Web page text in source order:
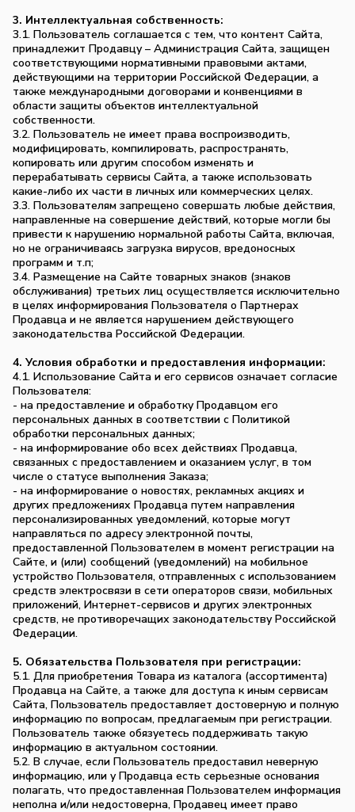
3. Интеллектуальная собственность:
3.1. Пользователь соглашается с тем, что контент Сайта,
принадлежит Продавцу – Администрация Сайта, защищен
соответствующими нормативными правовыми актами,
действующими на территории Российской Федерации, а
также международными договорами и конвенциями в
области защиты объектов интеллектуальной
собственности.
3.2. Пользователь не имеет права воспроизводить,
модифицировать, компилировать, распространять,
копировать или другим способом изменять и
перерабатывать сервисы Сайта, а также использовать
какие-либо их части в личных или коммерческих целях.
3.3. Пользователям запрещено совершать любые действия,
направленные на совершение действий, которые могли бы
привести к нарушению нормальной работы Сайта, включая,
но не ограничиваясь загрузка вирусов, вредоносных
программ и т.п;
3.4. Размещение на Сайте товарных знаков (знаков
обслуживания) третьих лиц осуществляется исключительно
в целях информирования Пользователя о Партнерах
Продавца и не является нарушением действующего
законодательства Российской Федерации.
4. Условия обработки и предоставления информации:
4.1. Использование Сайта и его сервисов означает согласие
Пользователя:
- на предоставление и обработку Продавцом его
персональных данных в соответствии с Политикой
обработки персональных данных;
- на информирование обо всех действиях Продавца,
связанных с предоставлением и оказанием услуг, в том
числе о статусе выполнения Заказа;
- на информирование о новостях, рекламных акциях и
других предложениях Продавца путем направления
персонализированных уведомлений, которые могут
направляться по адресу электронной почты,
предоставленной Пользователем в момент регистрации на
Сайте, и (или) сообщений (уведомлений) на мобильное
устройство Пользователя, отправленных с использованием
средств электросвязи в сети операторов связи, мобильных
приложений, Интернет-сервисов и других электронных
средств, не противоречащих законодательству Российской
Федерации.
5. Обязательства Пользователя при регистрации:
5.1. Для приобретения Товара из каталога (ассортимента)
Продавца на Сайте, а также для доступа к иным сервисам
Сайта, Пользователь предоставляет достоверную и полную
информацию по вопросам, предлагаемым при регистрации.
Пользователь также обязуетесь поддерживать такую
информацию в актуальном состоянии.
5.2. В случае, если Пользователь предоставил неверную
информацию, или у Продавца есть серьезные основания
полагать, что предоставленная Пользователем информация
неполна и/или недостоверна, Продавец имеет право